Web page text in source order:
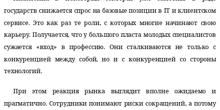
государств снижается спрос на базовые позиции в IT и клиентском
сервисе. Это как раз те роли, с которых многие начинают свою
карьеру. Получается, что у большого пласта молодых специалистов
сужается «вход» в профессию. Они сталкиваются не только с
конкуренцией между собой, но и с конкуренцией со стороны
технологий.
При этом реакция рынка выглядит вполне ожидаемо и
прагматично. Сотрудники понимают риски сокращений, а потому